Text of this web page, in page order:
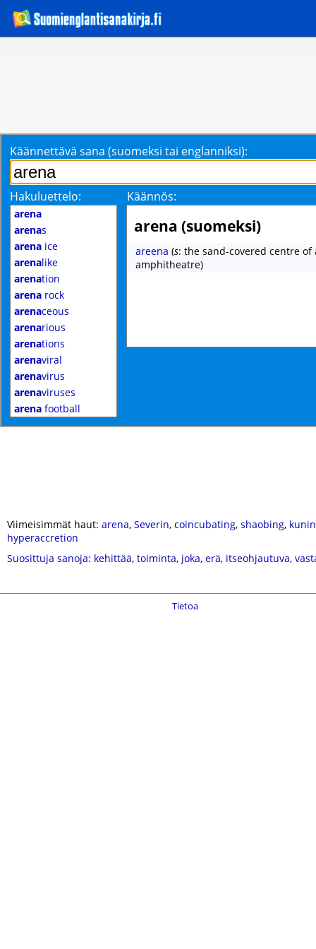
Käännettävä sana (suomeksi tai englanniksi):
Hakuluettelo: Käännös:
arena
arenas
arena ice
arenalike
arenation
arena rock
arenaceous
arenarious
arenations
arenaviral
arenavirus
arenaviruses
arena football
arena (suomeksi)
areena (s: the sand-covered centre of
amphitheatre)
Viimeisimmät haut: arena, Severin, coincubating, shaobing,
hyperaccretion
Suosittuja sanoja: kehittää, toiminta, joka, erä, itseohjautuva,
Tietoa